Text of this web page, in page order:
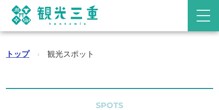
トップ › 観光スポット
SPOTS